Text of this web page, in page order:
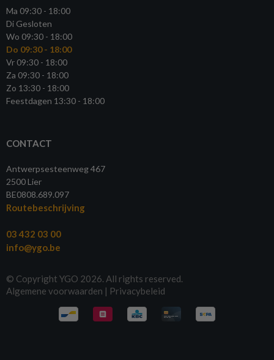
Ma 09:30 - 18:00
Di Gesloten
Wo 09:30 - 18:00
Do 09:30 - 18:00
Vr 09:30 - 18:00
Za 09:30 - 18:00
Zo 13:30 - 18:00
Feestdagen 13:30 - 18:00
CONTACT
Antwerpsesteenweg 467
2500 Lier
BE0808.689.097
Routebeschrijving
03 432 03 00
info@ygo.be
© Copyright YGO 2026. All rights reserved.
Algemene voorwaarden | Privacybeleid